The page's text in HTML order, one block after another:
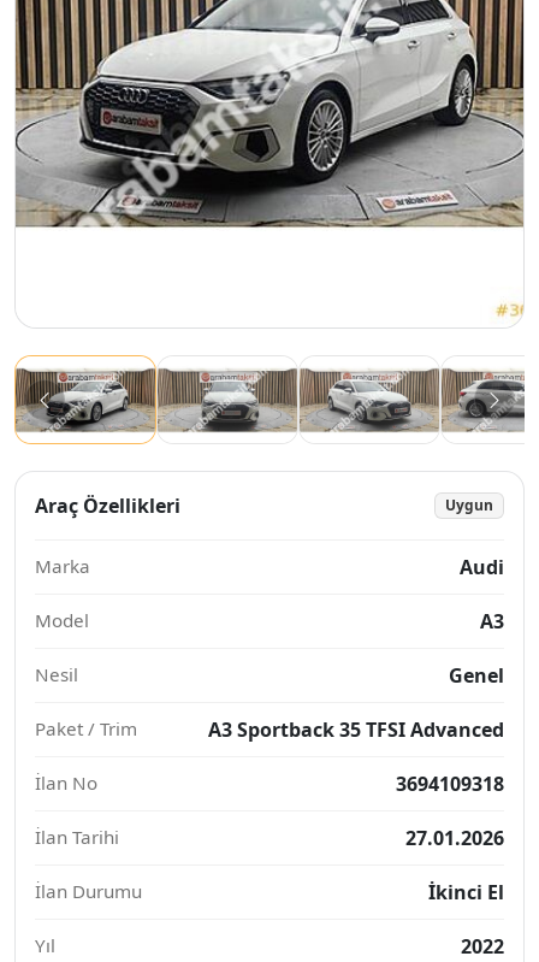
Araç Özellikleri Uygun
Marka Audi
Model A3
Nesil Genel
Paket / Trim A3 Sportback 35 TFSI Advanced
İlan No 3694109318
İlan Tarihi 27.01.2026
İlan Durumu İkinci El
Yıl 2022